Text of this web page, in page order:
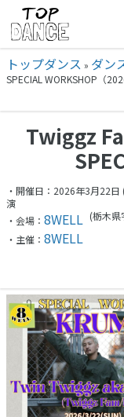
トップダンス » ダン
SPECIAL WORKSHOP（
Twiggz
・開催日：2026年3月22日
演
・会場： 8WELL (栃木県
・主催： 8WELL